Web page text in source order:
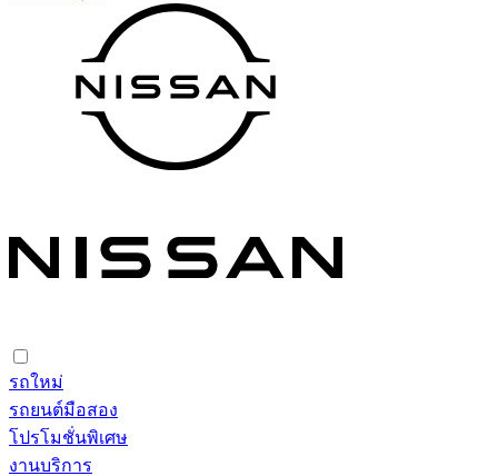
รถใหม่
รถยนต์มือสอง
โปรโมชั่นพิเศษ
งานบริการ